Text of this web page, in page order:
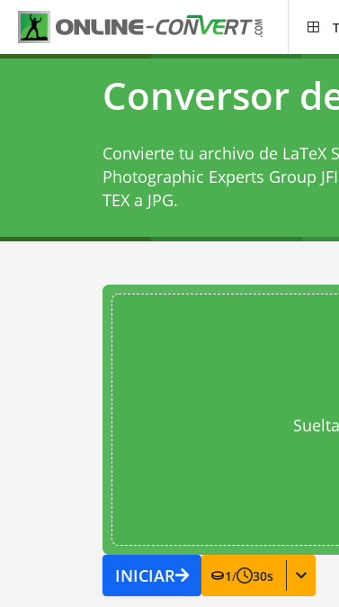
Conversor
Convierte tu archivo de LaTeX
Photographic Experts Group
TEX a JPG.
INICIAR 1/ 30s